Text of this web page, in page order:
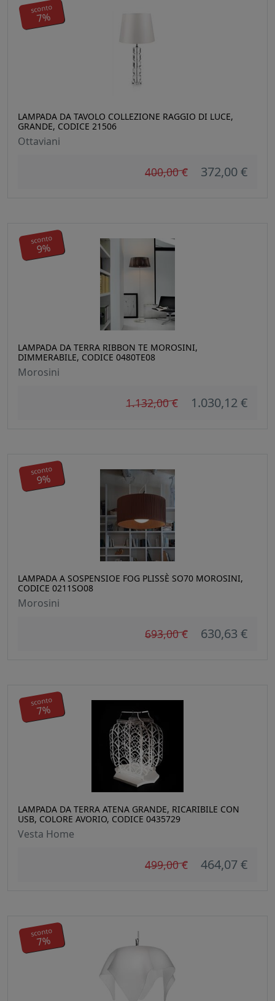
LAMPADA DA TAVOLO COLLEZIONE RAGGIO DI LUCE,
GRANDE, CODICE 21506
Ottaviani
400,00 € 372,00 €
sconto
7%
LAMPADA DA TERRA RIBBON TE MOROSINI,
DIMMERABILE, CODICE 0480TE08
Morosini
1.132,00 € 1.030,12 €
sconto
9%
LAMPADA A SOSPENSIOE FOG PLISSÈ SO70 MOROSINI,
CODICE 0211SO08
Morosini
693,00 € 630,63 €
sconto
9%
LAMPADA DA TERRA ATENA GRANDE, RICARIBILE CON
USB, COLORE AVORIO, CODICE 0435729
Vesta Home
499,00 € 464,07 €
sconto
7%
sconto
7%